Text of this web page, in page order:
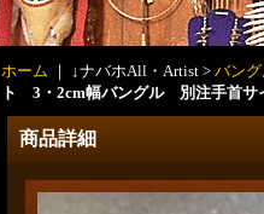
ホーム ｜ ↓ナバホAll・Artist > バン
ト 3・2cm幅バングル 別注手首サ
商品詳細